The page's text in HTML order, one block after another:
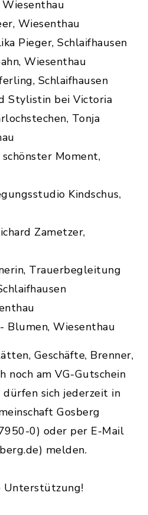
Wiesenthau
Wiesenthau
Pieger, Schlaifhausen
Wiesenthau
Schlaifhausen
Stylistin bei Victoria
Tonja
Moment,
Kindschus,
Zametzer,
Trauerbegleitung
Blumen, Wiesenthau
Geschäfte, Brenner,
noch am VG-Gutschein
sich jederzeit in
Gosberg
0) oder per E-Mail
melden.
Unterstützung!